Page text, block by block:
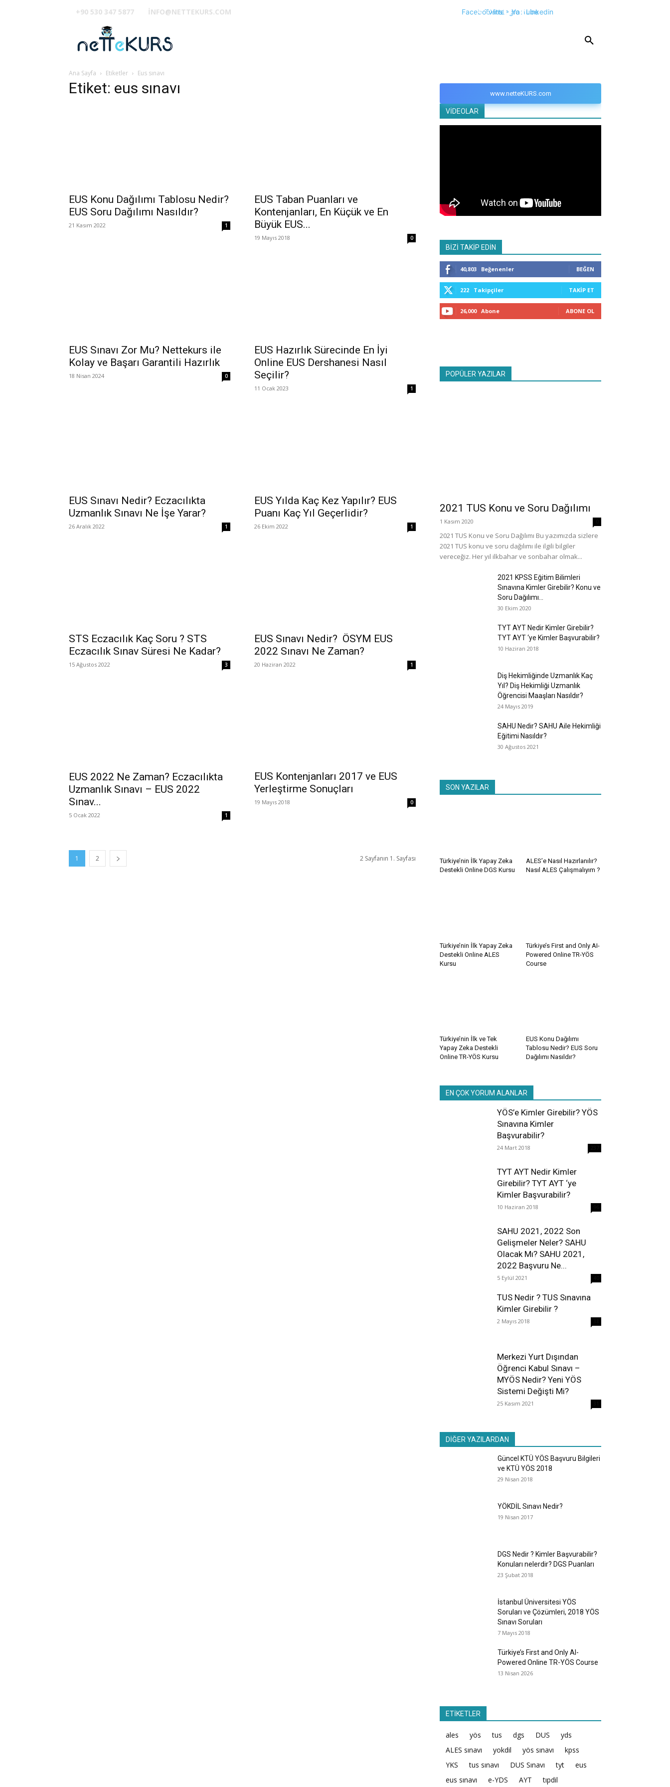
+90 530 347 5877 INFO@NETTEKURS.COM FacebookTwitter
InstagramYoutubeLinkedin
Ana Sayfa Etiketler Eus sınavı
Etiket: eus sınavı
EUS Konu Dağılımı Tablosu Nedir?
EUS Soru Dağılımı Nasıldır?
21 Kasım 2022 1
EUS Taban Puanları ve
Kontenjanları, En Küçük ve En
Büyük EUS...
19 Mayıs 2018 0
EUS Sınavı Zor Mu? Nettekurs ile
Kolay ve Başarı Garantili Hazırlık
18 Nisan 2024 0
EUS Hazırlık Sürecinde En İyi
Online EUS Dershanesi Nasıl
Seçilir?
11 Ocak 2023 1
EUS Sınavı Nedir? Eczacılıkta
Uzmanlık Sınavı Ne İşe Yarar?
26 Aralık 2022 1
EUS Yılda Kaç Kez Yapılır? EUS
Puanı Kaç Yıl Geçerlidir?
26 Ekim 2022 1
STS Eczacılık Kaç Soru ? STS
Eczacılık Sınav Süresi Ne Kadar?
15 Ağustos 2022 3
EUS Sınavı Nedir? ÖSYM EUS
2022 Sınavı Ne Zaman?
20 Haziran 2022 1
EUS 2022 Ne Zaman? Eczacılıkta
Uzmanlık Sınavı – EUS 2022
Sınav...
5 Ocak 2022 1
EUS Kontenjanları 2017 ve EUS
Yerleştirme Sonuçları
19 Mayıs 2018 0
1 2 2 Sayfanın 1. Sayfası
www.netteKURS.com
VİDEOLAR
BİZİ TAKİP EDİN
40,803 Beğenenler BEĞEN
222 Takipçiler TAKIP ET
26,000 Abone ABONE OL
POPÜLER YAZILAR
2021 TUS Konu ve Soru Dağılımı
1 Kasım 2020
2021 TUS Konu ve Soru Dağılımı Bu yazımızda sizlere
2021 TUS konu ve soru dağılımı ile ilgili bilgiler
vereceğiz. Her yıl ilkbahar ve sonbahar olmak...
2021 KPSS Eğitim Bilimleri
Sınavına Kimler Girebilir? Konu ve
Soru Dağılımı...
30 Ekim 2020
TYT AYT Nedir Kimler Girebilir?
TYT AYT ‘ye Kimler Başvurabilir?
10 Haziran 2018
Diş Hekimliğinde Uzmanlık Kaç
Yıl? Diş Hekimliği Uzmanlık
Öğrencisi Maaşları Nasıldır?
24 Mayıs 2019
SAHU Nedir? SAHU Aile Hekimliği
Eğitimi Nasıldır?
30 Ağustos 2021
SON YAZILAR
Türkiye’nin İlk Yapay Zeka
Destekli Online DGS Kursu
ALES’e Nasıl Hazırlanılır?
Nasıl ALES Çalışmalıyım ?
Türkiye’nin İlk Yapay Zeka
Destekli Online ALES
Kursu
Türkiye’s First and Only AI-
Powered Online TR-YÖS
Course
Türkiye’nin İlk ve Tek
Yapay Zeka Destekli
Online TR-YÖS Kursu
EUS Konu Dağılımı
Tablosu Nedir? EUS Soru
Dağılımı Nasıldır?
EN ÇOK YORUM ALANLAR
YÖS’e Kimler Girebilir? YÖS
Sınavına Kimler
Başvurabilir?
24 Mart 2018
TYT AYT Nedir Kimler
Girebilir? TYT AYT ‘ye
Kimler Başvurabilir?
10 Haziran 2018
SAHU 2021, 2022 Son
Gelişmeler Neler? SAHU
Olacak Mı? SAHU 2021,
2022 Başvuru Ne...
5 Eylül 2021
TUS Nedir ? TUS Sınavına
Kimler Girebilir ?
2 Mayıs 2018
Merkezi Yurt Dışından
Öğrenci Kabul Sınavı –
MYÖS Nedir? Yeni YÖS
Sistemi Değişti Mi?
25 Kasım 2021
DİĞER YAZILARDAN
Güncel KTÜ YÖS Başvuru Bilgileri
ve KTÜ YÖS 2018
29 Nisan 2018
YÖKDİL Sınavı Nedir?
19 Nisan 2017
DGS Nedir ? Kimler Başvurabilir?
Konuları nelerdir? DGS Puanları
23 Şubat 2018
İstanbul Üniversitesi YÖS
Soruları ve Çözümleri, 2018 YÖS
Sınavı Soruları
7 Mayıs 2018
Türkiye’s First and Only AI-
Powered Online TR-YÖS Course
13 Nisan 2026
ETİKETLER
ales yös tus dgs DUS
yds
ALES sınavı
yokdil yös sınavı
kpss
YKS
tus sınavı DUS Sınavı tyt
eus
eus sınavı
e-YDS AYT tıpdil